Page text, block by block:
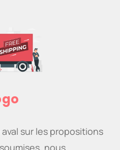
sur les propositions
nous